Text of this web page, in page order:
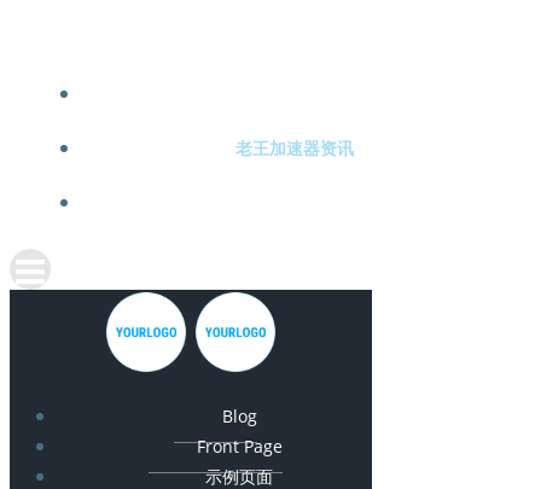
老王加速器资讯
Blog
Front Page
示例页面